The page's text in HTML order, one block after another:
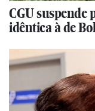
CGU suspende
idêntica à de